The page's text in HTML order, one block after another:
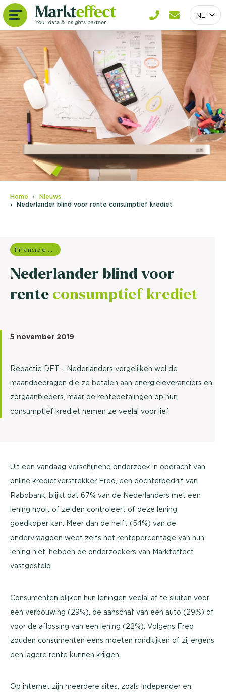
NL
Home
Nieuws
Nederlander blind voor rente consumptief krediet
Financiële dienstverlening
Nederlander blind voor
rente consumptief krediet
5 november 2019
Redactie DFT - Nederlanders vergelijken wel de
maandbedragen die ze betalen aan energieleveranciers en
zorgaanbieders, maar de rentebetalingen op hun
consumptief krediet nemen ze veelal voor lief.
Uit een vandaag verschijnend onderzoek in opdracht van
online kredietverstrekker Freo, een dochterbedrijf van
Rabobank, blijkt dat 67% van de Nederlanders met een
lening nooit of zelden controleert of deze lening
goedkoper kan. Meer dan de helft (54%) van de
ondervraagden weet zelfs het rentepercentage van hun
lening niet, hebben de onderzoekers van Markteffect
vastgesteld.
Consumenten blijken hun leningen veelal af te sluiten voor
een verbouwing (29%), de aanschaf van een auto (29%) of
voor de aflossing van een lening (22%). Volgens Freo
zouden consumenten eens moeten rondkijken of zij ergens
een lagere rente kunnen krijgen.
Op internet zijn meerdere sites, zoals Independer en